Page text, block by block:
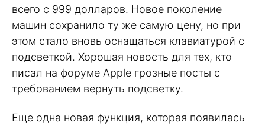
всего с 999 долларов. Новое поколение
машин сохранило ту же самую цену, но при
этом стало вновь оснащаться клавиатурой с
подсветкой. Хорошая новость для тех, кто
писал на форуме Apple грозные посты с
требованием вернуть подсветку.
Еще одна новая функция, которая появилась